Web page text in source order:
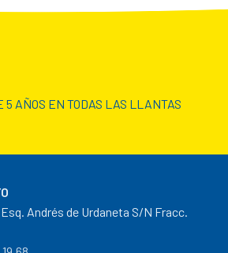
5 AÑOS EN TODAS LAS LLANTAS
Andrés de Urdaneta S/N Fracc.